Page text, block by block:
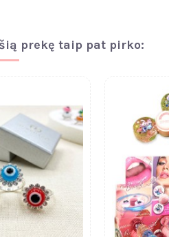
prekę taip pat pirko: